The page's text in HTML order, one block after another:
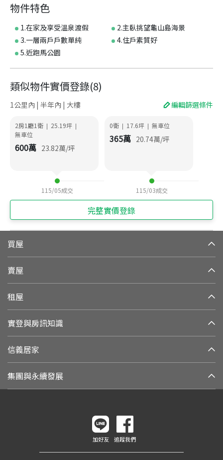
物件特色
1.在家及享受溫泉渡假
2.主臥挑望龜山島海景
3.一層兩戶戶數單純
4.住戶素質好
5.近跑馬公園
類似物件實價登錄(8)
1公里內 | 半年內 | 大樓 編輯篩選條件
2房1廳1衛 | 25.19坪 |
無車位
600萬 23.82萬/坪
115/05成交
0衛 | 17.6坪 | 無車位
365萬 20.74萬/坪
115/03成交
完整實價登錄
買屋
賣屋
租屋
實登與房訊知識
信義居家
集團與永續發展
加好友 追蹤我們